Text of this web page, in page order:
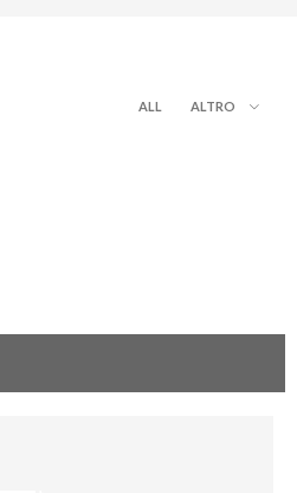
ALL ALTRO